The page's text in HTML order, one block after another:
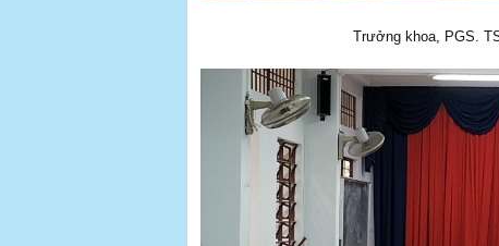
Trưởng khoa, PGS.